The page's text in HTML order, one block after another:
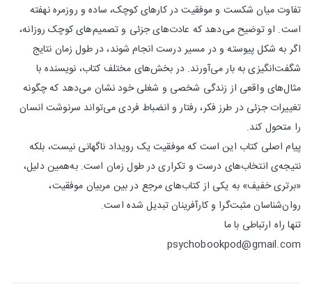
تفاوت میان شکست و موفقیت در کارهای کوچک، ساده و روزمره نهفته
است. او توضیح می‌دهد که عادت‌های جزئی و تصمیم‌های کوچک روزانه،
اگر به شکل پیوسته و در مسیر درست انجام شوند، در طول زمان نتایج
شگفت‌انگیزی به بار می‌آورند. در بخش‌های مختلف کتاب، نویسنده با
مثال‌های واقعی از زندگی شخصی و شغلی خود نشان می‌دهد که چگونه
تغییرات جزئی در طرز فکر، رفتار و انضباط فردی می‌تواند سرنوشت انسان
را متحول کند.
پیام اصلی کتاب این است که موفقیت یک رویداد ناگهانی نیست، بلکه
نتیجه‌ی انتخاب‌های درست و تکراری در طول زمان است. به‌همین دلیل،
«برتری خفیف» به یکی از کتاب‌های مرجع در بین مربیان موفقیت،
روان‌شناسان مثبت‌گرا و کارآفرینان تبدیل شده است.
تنها راه ارتباطی با ما
psychobookpod@gmail.com